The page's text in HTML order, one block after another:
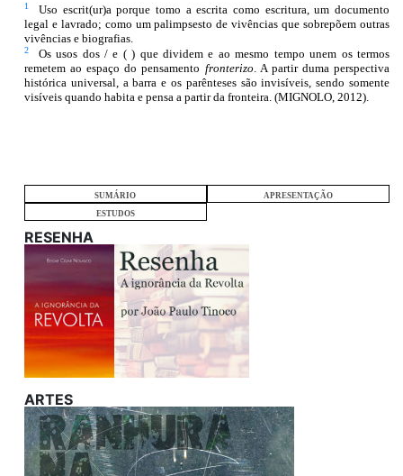
1Uso escrit(ur)a porque tomo a escrita como escritura, um documento
legal e lavrado; como um palimpsesto de vivências que sobrepõem outras
vivências e biografias.
2Os usos dos / e ( ) que dividem e ao mesmo tempo unem os termos
remetem ao espaço do pensamento fronterizo. A partir duma perspectiva
histórica universal, a barra e os parênteses são invisíveis, sendo somente
visíveis quando habita e pensa a partir da fronteira. (MIGNOLO, 2012).
SUMÁRIO
APRESENTAÇÃO
ESTUDOS
RESENHA
ARTES